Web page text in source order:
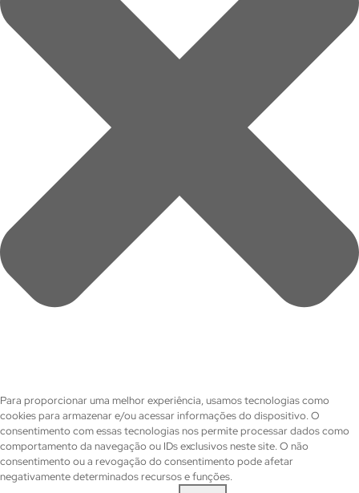
Para proporcionar uma melhor experiência, usamos tecnologias como
cookies para armazenar e/ou acessar informações do dispositivo. O
consentimento com essas tecnologias nos permite processar dados como
comportamento da navegação ou IDs exclusivos neste site. O não
consentimento ou a revogação do consentimento pode afetar
negativamente determinados recursos e funções.